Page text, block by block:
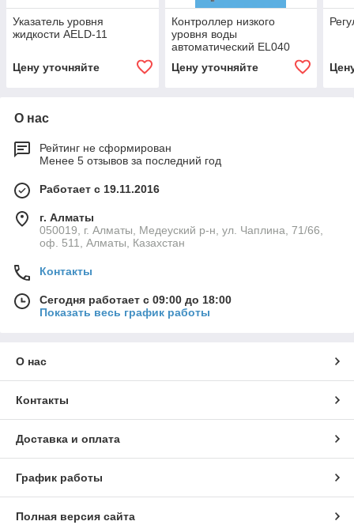
Указатель уровня
жидкости AELD-11
Цену уточняйте
Контроллер низкого
уровня воды
автоматический EL040
Цену уточняйте
О нас
Рейтинг не сформирован
Менее 5 отзывов за последний год
Работает с 19.11.2016
г. Алматы
050019, г. Алматы, Медеуский р-н, ул. Чаплина, 71/66,
оф. 511, Алматы, Казахстан
Контакты
Сегодня работает с 09:00 до 18:00
Показать весь график работы
О нас
Контакты
Доставка и оплата
График работы
Полная версия сайта